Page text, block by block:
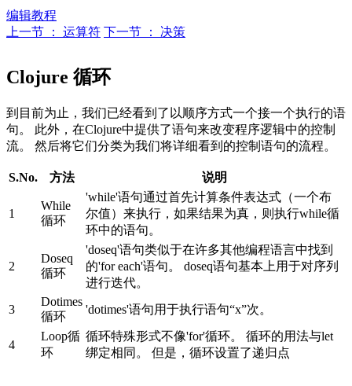
编辑教程
上一节 ： 运算符 下一节 ： 决策
Clojure 循环
到目前为止，我们已经看到了以顺序方式一个接一个执行的语
句。 此外，在Clojure中提供了语句来改变程序逻辑中的控制
流。 然后将它们分类为我们将详细看到的控制语句的流程。
S.No. 方法 说明
1
While
循环
'while'语句通过首先计算条件表达式（一个布
尔值）来执行，如果结果为真，则执行while循
环中的语句。
2
Doseq
循环
'doseq'语句类似于在许多其他编程语言中找到
的'for each'语句。 doseq语句基本上用于对序列
进行迭代。
3
Dotimes
循环
'dotimes'语句用于执行语句“x”次。
4
Loop循
环
循环特殊形式不像'for'循环。 循环的用法与let
绑定相同。 但是，循环设置了递归点